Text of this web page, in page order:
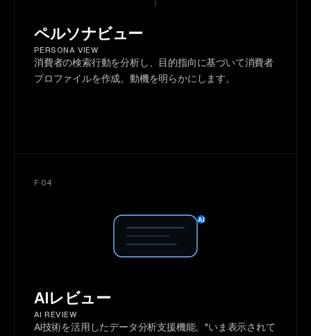
ペルソナビュー
PERSONA VIEW
消費者の検索行動を分析し、目的指向に基づいて消費者
プロファイルを作成。動機を明らかにします。
F·04
AI
AIレビュー
AI REVIEW
AI技術を活用したデータ分析支援機能。"いま表示されて